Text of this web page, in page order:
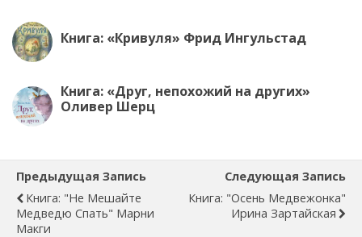
Книга: «Кривуля» Фрид Ингульстад
Книга: «Друг, непохожий на других»
Оливер Шерц
Предыдущая Запись
Книга: "Не Мешайте
Медведю Спать" Марни
Макги
Следующая Запись
Книга: "Осень Медвежонка"
Ирина Зартайская